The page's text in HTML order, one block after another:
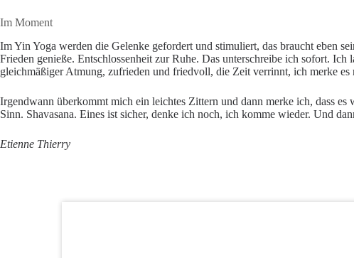
Im Moment
Im Yin Yoga werden die Gelenke gefordert und stimuliert, das braucht eben
Frieden genieße. Entschlossenheit zur Ruhe. Das unterschreibe ich sofort.
gleichmäßiger Atmung, zufrieden und friedvoll, die Zeit verrinnt, ich merke
Irgendwann überkommt mich ein leichtes Zittern und dann merke ich, dass
Sinn. Shavasana. Eines ist sicher, denke ich noch, ich komme wieder. Und
Etienne Thierry